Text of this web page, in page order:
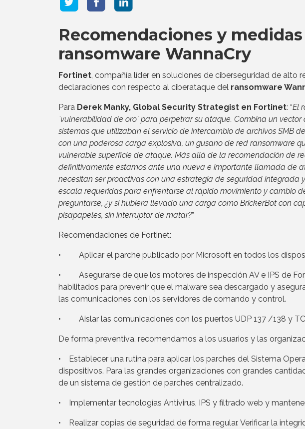
Recomendaciones y
ransomware WannaCry
Fortinet , compañía líder en soluciones de ciberseguridad de alto
declaraciones con respecto al ciberataque del ransomware
Para Derek Manky, Global Security Strategist en Fortinet: “El
`vulnerabilidad de oro´ para perpetrar su ataque. Combina un
sistemas que utilizaban el servicio de intercambio de archivos SMB
con una poderosa carga explosiva, un gusano de red ransomware
vulnerable superficie de ataque. Más allá de la recomendación de
definitivamente estamos ante una nueva e importante llamada de
necesitan ser proactivas con una estrategia de seguridad
escala requeridas para enfrentarse al rápido movimiento y cambio
preguntarse, ¿y si hubiera llevado una carga como BrickerBot con
pisapapeles, sin interruptor de matar?”
Recomendaciones de Fortinet:
• Aplicar el parche publicado por Microsoft en todos los
• Asegurarse de que los motores de inspección AV e IPS de
habilitados para prevenir que el malware sea descargado y
las comunicaciones con los servidores de comando y control.
• Aislar las comunicaciones con los puertos UDP 137 /138 y
De forma preventiva, recomendamos a los usuarios y las
• Establecer una rutina para aplicar los parches del Sistema
dispositivos. Para las grandes organizaciones con grandes
de un sistema de gestión de parches centralizado.
• Implementar tecnologías Antivirus, IPS y filtrado web y
• Realizar copias de seguridad de forma regular. Verificar la